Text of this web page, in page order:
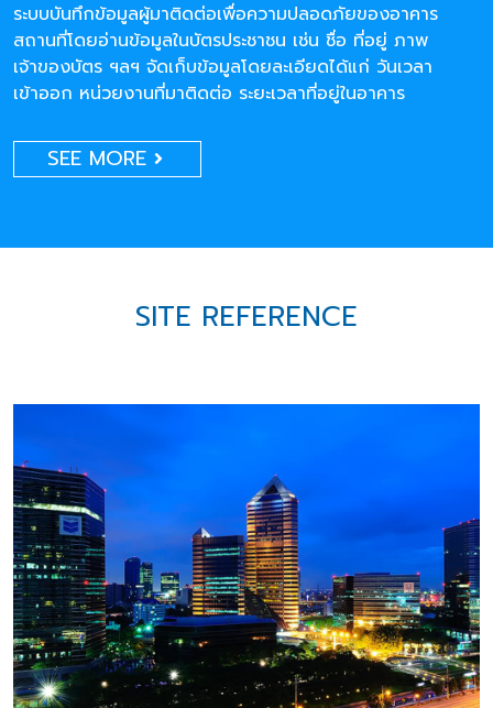
ระบบบันทึกข้อมูลผู้มาติดต่อเพื่อความปลอดภัยของอาคาร
สถานที่โดยอ่านข้อมูลในบัตรประชาชน เช่น ชื่อ ที่อยู่ ภาพ
เจ้าของบัตร ฯลฯ จัดเก็บข้อมูลโดยละเอียดได้แก่ วันเวลา
เข้าออก หน่วยงานที่มาติดต่อ ระยะเวลาที่อยู่ในอาคาร
SEE MORE
SITE REFERENCE